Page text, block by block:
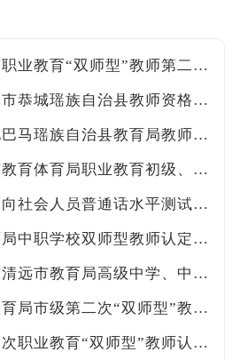
2025广东惠州市职业教育“双师型”教师第二次认定通过人员名单公示
2025下半年桂林市恭城瑶族自治县教师资格拟认定通过人员名单公示
2025下半年河池巴马瑶族自治县教育局教师资格认定拟审核通过人员名单公示
2025云南普洱市教育体育局职业教育初级、中级“双师型”教师拟复核通过人员名单公示
2026年济宁市面向社会人员普通话水平测试报名时间（全年）
2025揭阳市教育局中职学校双师型教师认定第二次评审初级、中级通过人员公告
2025下半年广东清远市教育局高级中学、中等职业学校教师资格认定结果公告
2025年梅州市教育局市级第二次“双师型”教师认定拟通过名单公示
2025肇庆市第二次职业教育“双师型”教师认定拟通过人员名单公示